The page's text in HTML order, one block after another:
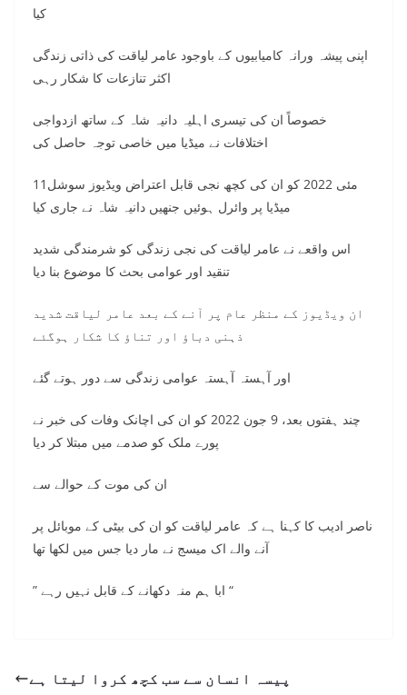
کیا
اپنی پیشہ ورانہ کامیابیوں کے باوجود عامر لیاقت کی ذاتی زندگی
اکثر تنازعات کا شکار رہی
خصوصاً ان کی تیسری اہلیہ دانیہ شاہ کے ساتھ ازدواجی
اختلافات نے میڈیا میں خاصی توجہ حاصل کی
11مئی 2022 کو ان کی کچھ نجی قابل اعتراض ویڈیوز سوشل
میڈیا پر وائرل ہوئیں جنھیں دانیہ شاہ نے جاری کیا
اس واقعے نے عامر لیاقت کی نجی زندگی کو شرمندگی شدید
تنقید اور عوامی بحث کا موضوع بنا دیا
ان ویڈیوز کے منظر عام پر آنے کے بعد عامر لیاقت شدید
ذہنی دباؤ اور تناؤ کا شکار ہوگئے
اور آہستہ آہستہ عوامی زندگی سے دور ہوتے گئے
چند ہفتوں بعد، 9 جون 2022 کو ان کی اچانک وفات کی خبر نے
پورے ملک کو صدمے میں مبتلا کر دیا
ان کی موت کے حوالے سے
ناصر ادیب کا کہنا ہے کہ عامر لیاقت کو ان کی بیٹی کے موبائل پر
آنے والے اک میسج نے مار دیا جس میں لکھا تھا
” ابا ہم منہ دکھانے کے قابل نہیں رہے “
پیسہ انسان سے سب کچھ کروا لیتا ہے